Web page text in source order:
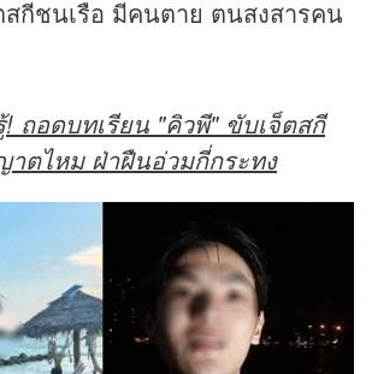
สกีชนเรือ มีคนตาย ตนสงสารคน
ถอดบทเรียน "คิวพี" ขับเจ็ตสกี
ตไหม ฝ่าฝืนอ่วมกี่กระทง